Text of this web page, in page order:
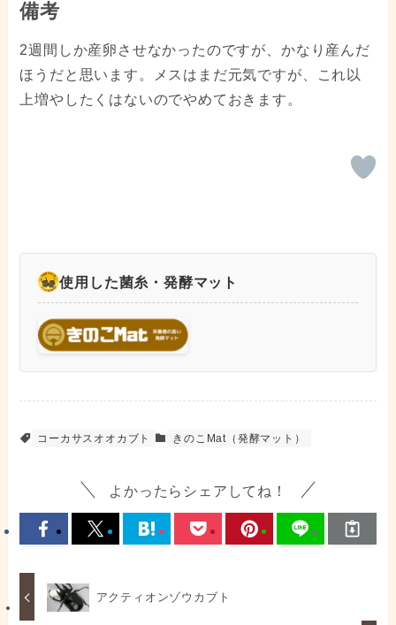
備考
2週間しか産卵させなかったのですが、かなり産んだ
ほうだと思います。メスはまだ元気ですが、これ以
上増やしたくはないのでやめておきます。
使用した菌糸・発酵マット
コーカサスオオカブト きのこMat（発酵マット）
よかったらシェアしてね！
アクティオンゾウカブト